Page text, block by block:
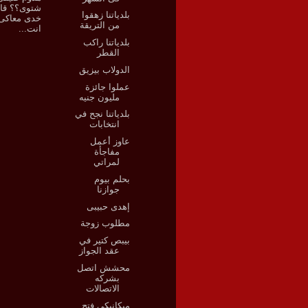
بلدياتنا زهقوا
من التريقة
بلدياتنا راكب
القطر
الدولاب بيزيق
عملوا جائزة
مليون جنيه
بلدياتنا نجح في
انتخابات
عاوز أعمل
مفاجأة
لمراتي
بحلم بيوم
جوازنا
إهدى حبيبى
مطلوب زوجة
بيبص كتير في
عقد الجواز
محشش اتصل
بشركه
الاتصالات
ميكانيكي فتح
شتوى؟؟
خدى
انت...